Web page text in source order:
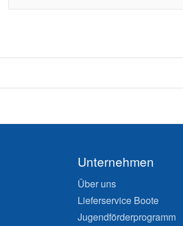
Unternehmen
Über uns
Lieferservice Boote
Jugendförderprogramm